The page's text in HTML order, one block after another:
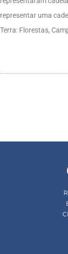
representar uma
Terra: Florestas,